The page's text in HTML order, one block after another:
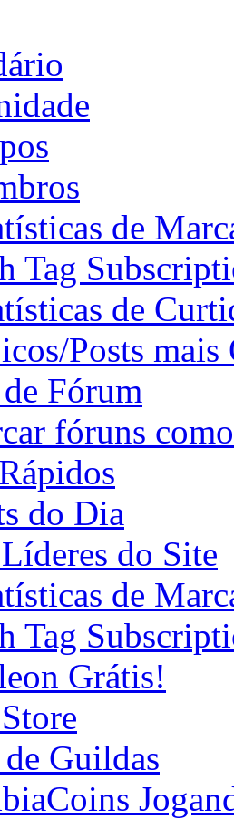
de
Tag
de
Posts mais
Fórum
fóruns
do Dia
do Site
de
Tag
Grátis!
Guildas